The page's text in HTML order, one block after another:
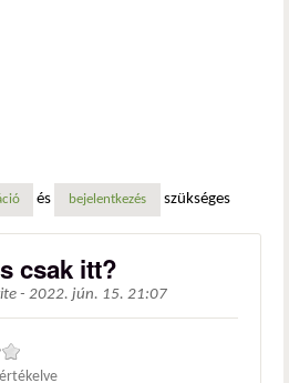
és bejelentkezés szükséges
csak itt?
- 2022. jún. 15. 21:07